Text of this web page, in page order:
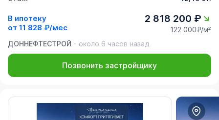
В ипотеку
от 11 828 ₽/мес
2 818 200 ₽
122 000₽/м²
ДОННЕФТЕСТРОЙ
около 6 часов назад
Позвонить застройщику